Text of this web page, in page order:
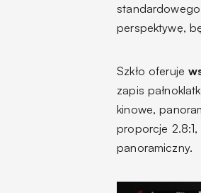
perspektywę,
Szkło oferuje
zapis
kinowe,
proporcje
panoramiczny.